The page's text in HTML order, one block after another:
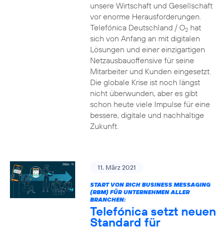
unsere Wirtschaft und Gesellschaft
vor enorme Herausforderungen.
Telefónica Deutschland / O2hat
sich von Anfang an mit digitalen
Lösungen und einer einzigartigen
Netzausbauoffensive für seine
Mitarbeiter und Kunden eingesetzt.
Die globale Krise ist noch längst
nicht überwunden, aber es gibt
schon heute viele Impulse für eine
bessere, digitale und nachhaltige
Zukunft.
11. März 2021
START VON RICH BUSINESS MESSAGING
(RBM) FÜR UNTERNEHMEN ALLER
BRANCHEN:
Telefónica setzt neuen
Standard für